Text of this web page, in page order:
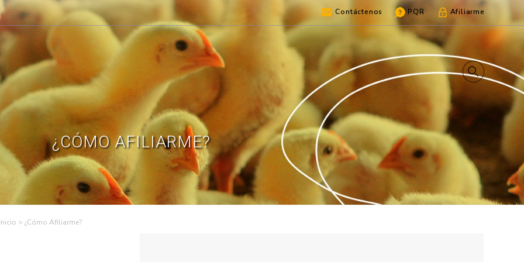
Contáctenos PQR Afiliarme
¿CÓMO AFILIARME?
>¿Cómo Afiliarme?